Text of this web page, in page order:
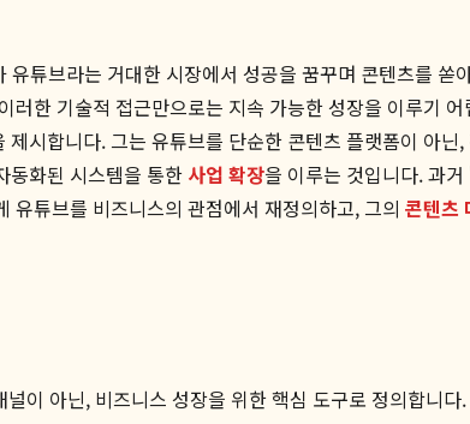
튜브라는 거대한 시장에서 성공을 꿈꾸며 콘텐츠를
러한 기술적 접근만으로는 지속 가능한 성장을 이루기
시합니다. 그는 유튜브를 단순한 콘텐츠 플랫폼이 아
동화된 시스템을 통한 사업 확장을 이루는 것입니다. 과거
유튜브를 비즈니스의 관점에서 재정의하고, 그의 콘텐츠
이 아닌, 비즈니스 성장을 위한 핵심 도구로 정의합니다.